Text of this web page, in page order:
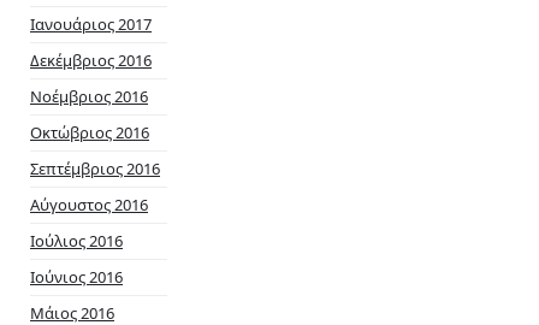
Ιανουάριος 2017
Δεκέμβριος 2016
Νοέμβριος 2016
Οκτώβριος 2016
Σεπτέμβριος 2016
Αύγουστος 2016
Ιούλιος 2016
Ιούνιος 2016
Μάιος 2016